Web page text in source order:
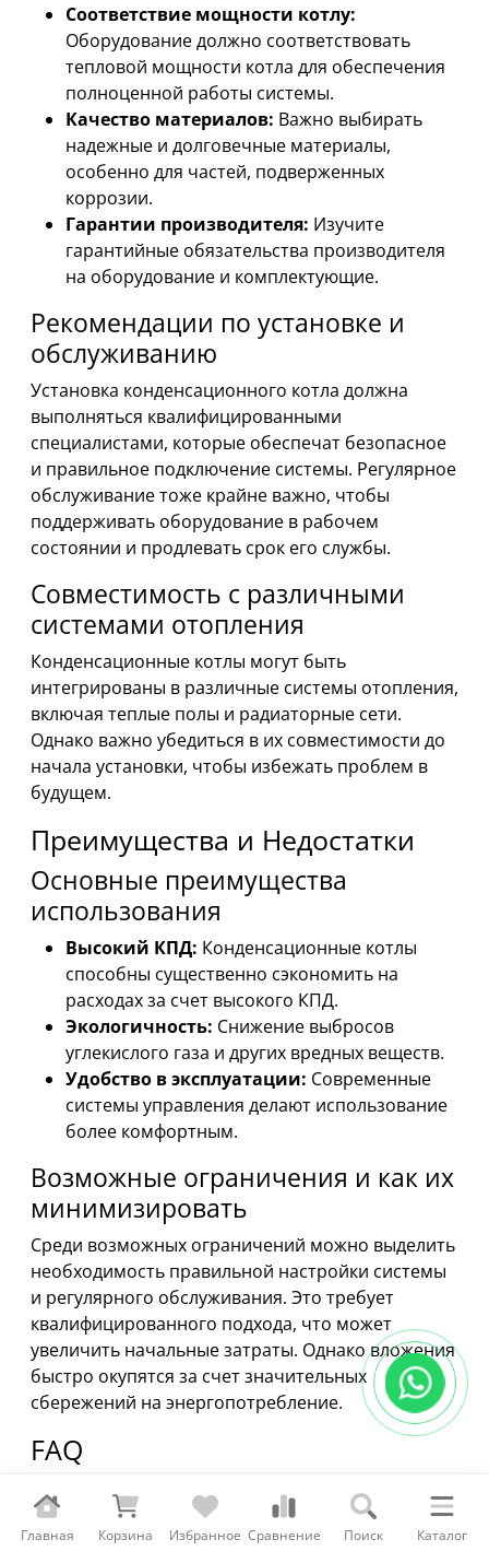
Главная Корзина Избранное Сравнение Поиск Каталог
Соответствие мощности котлу:
Оборудование должно соответствовать
тепловой мощности котла для обеспечения
полноценной работы системы.
Качество материалов: Важно выбирать
надежные и долговечные материалы,
особенно для частей, подверженных
коррозии.
Гарантии производителя: Изучите
гарантийные обязательства производителя
на оборудование и комплектующие.
Рекомендации по установке и
обслуживанию
Установка конденсационного котла должна
выполняться квалифицированными
специалистами, которые обеспечат безопасное
и правильное подключение системы. Регулярное
обслуживание тоже крайне важно, чтобы
поддерживать оборудование в рабочем
состоянии и продлевать срок его службы.
Совместимость с различными
системами отопления
Конденсационные котлы могут быть
интегрированы в различные системы отопления,
включая теплые полы и радиаторные сети.
Однако важно убедиться в их совместимости до
начала установки, чтобы избежать проблем в
будущем.
Преимущества и Недостатки
Основные преимущества
использования
Высокий КПД: Конденсационные котлы
способны существенно сэкономить на
расходах за счет высокого КПД.
Экологичность: Снижение выбросов
углекислого газа и других вредных веществ.
Удобство в эксплуатации: Современные
системы управления делают использование
более комфортным.
Возможные ограничения и как их
минимизировать
Среди возможных ограничений можно выделить
необходимость правильной настройки системы
и регулярного обслуживания. Это требует
квалифицированного подхода, что может
увеличить начальные затраты. Однако вложения
быстро окупятся за счет значительных
сбережений на энергопотребление.
FAQ
Ответы на часто задаваемые
вопросы